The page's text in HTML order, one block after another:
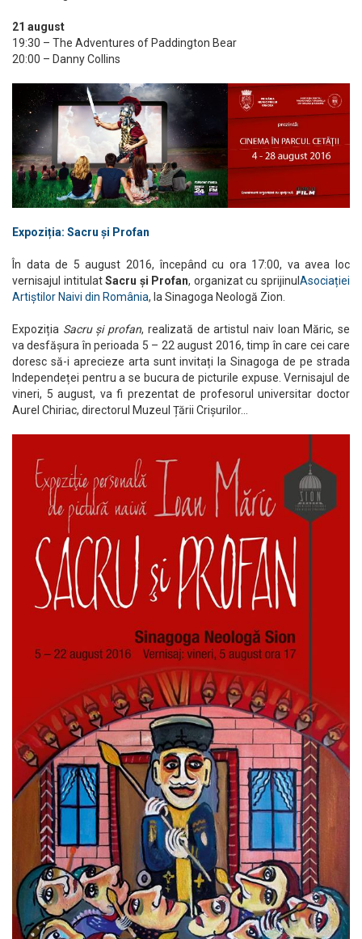
21 august
19:30 – The Adventures of Paddington Bear
20:00 – Danny Collins
Expoziția: Sacru și Profan
În data de 5 august 2016, începând cu ora 17:00, va avea loc
vernisajul intitulatSacru și Profan, organizat cu sprijinulAsociației
Artiștilor Naivi din România, la Sinagoga Neologă Zion.
Expoziția Sacru și profan, realizată de artistul naiv Ioan Măric, se
va desfășura în perioada 5 – 22 august 2016, timp în care cei care
doresc să-i aprecieze arta sunt invitați la Sinagoga de pe strada
Independeței pentru a se bucura de picturile expuse. Vernisajul de
vineri, 5 august, va fi prezentat de profesorul universitar doctor
Aurel Chiriac, directorul Muzeul Țării Crișurilor…